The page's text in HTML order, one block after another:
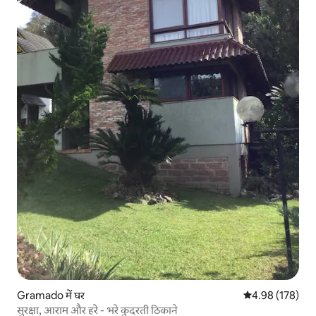
Gramado में घर औसत रेटिंग 5 में से
4.98 (178)
सुरक्षा, आराम और हरे - भरे कुदरती ठिकाने